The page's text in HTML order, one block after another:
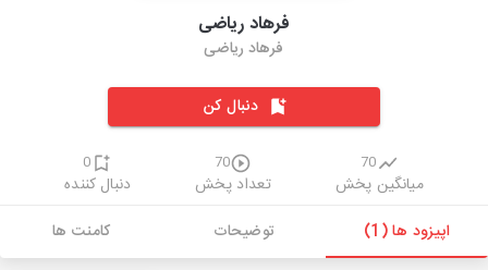
فرهاد ریاضی
فرهاد ریاضی
دنبال کن
70
میانگین پخش
70
تعداد پخش
0
دنبال کننده
اپیزود ها (1)
توضیحات کامنت ها